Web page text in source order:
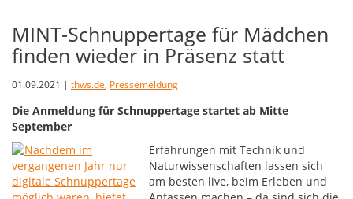
MINT-Schnuppertage für Mädchen
finden wieder in Präsenz statt
01.09.2021 | thws.de, Pressemeldung
Die Anmeldung für Schnuppertage startet ab Mitte
September
Erfahrungen mit Technik und
Naturwissenschaften lassen sich
am besten live, beim Erleben und